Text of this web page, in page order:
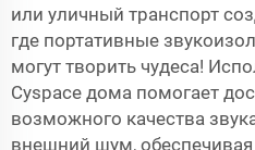
или уличный транспорт
где портативные
могут творить чудеса!
Cyspace дома помогает
возможного качества
внешний шум,